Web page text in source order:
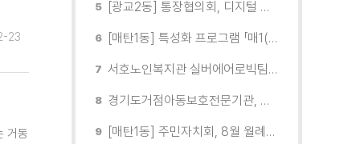
23
거동
[광교2동] 통장협의회, 디지털 교육 실시
[매탄1동] 특성화 프로그램 「매1(일) 친환경 문화학교」 개강
서호노인복지관 실버에어로빅팀, 제2회 협회장배 수원시에어로빅힙합대회 시니어부 단체전'1위'쾌거
경기도거점아동보호전문기관, 학대피해아동가정 회복 및 재학대 예방 나선다
[매탄1동] 주민자치회, 8월 월례회의 개최